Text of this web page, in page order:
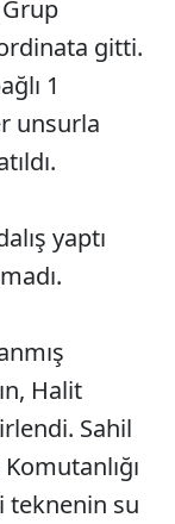
gitti.
1
unsurla
yaptı
Halit
Sahil
teknenin su